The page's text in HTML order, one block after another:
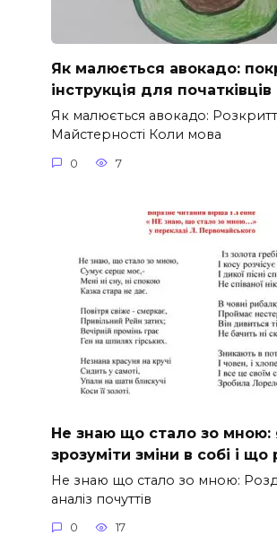
Як малюється авокадо:
інструкція для початківців
Як малюється авокадо:
Майстерності Коли мова
0 7
Не знаю що стало зо мною:
зрозуміти зміни в собі і що
Не знаю що стало зо мною:
аналіз почуттів
0 17